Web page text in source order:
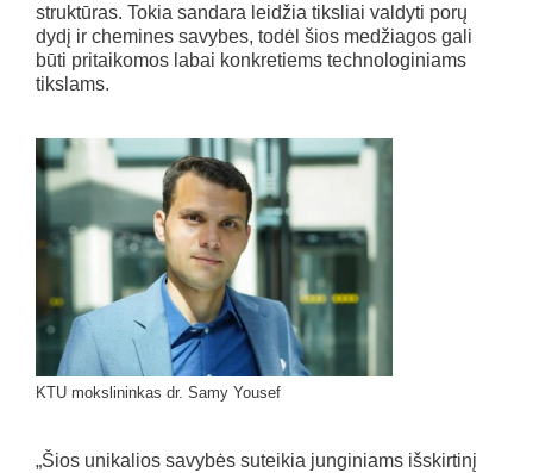
struktūras. Tokia sandara leidžia tiksliai valdyti porų
dydį ir chemines savybes, todėl šios medžiagos gali
būti pritaikomos labai konkretiems technologiniams
tikslams.
KTU mokslininkas dr. Samy Yousef
„Šios unikalios savybės suteikia junginiams išskirtinį